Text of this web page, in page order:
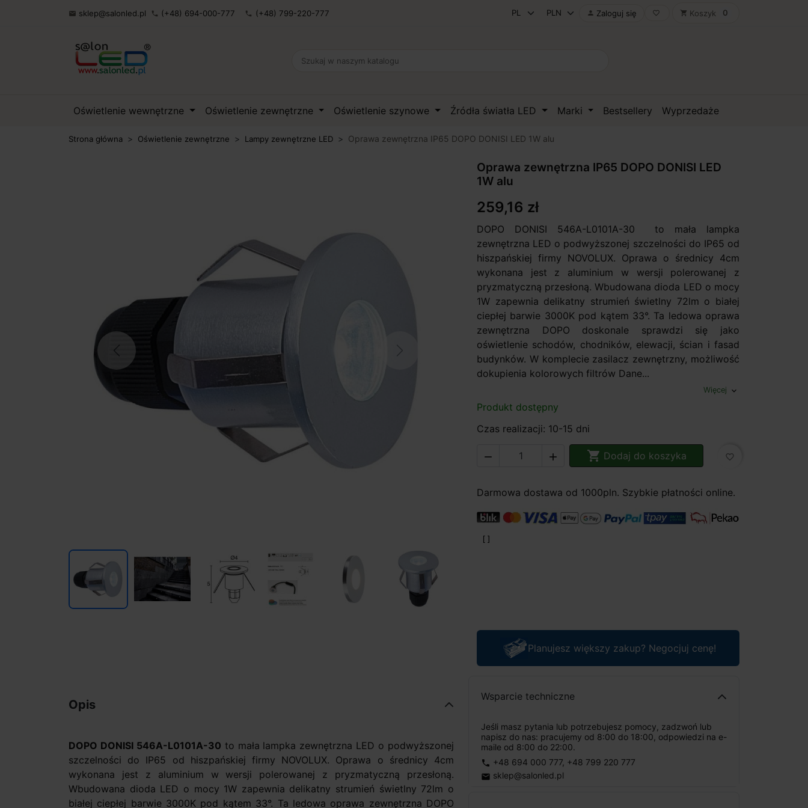
 sklep@salonled.pl phone (+48) 694-000-777 phone (+48) 799-220-777  Zaloguj się favorite_border shopping_cart Koszyk 0
Oświetlenie wewnętrzne Oświetlenie zewnętrzne Oświetlenie szynowe Źródła światła LED Marki Bestsellery Wyprzedaże
Strona główna Oświetlenie zewnętrzne Lampy zewnętrzne LED Oprawa zewnętrzna IP65 DOPO DONISI LED 1W alu
Previous
Oprawa zewnętrzna IP65 DOPO DONISI LED
1W alu
259,16 zł
DOPO DONISI 546A-L0101A-30 to mała lampka
zewnętrzna LED o podwyższonej szczelności do IP65 od
hiszpańskiej firmy NOVOLUX. Oprawa o średnicy 4cm
wykonana jest z aluminium w wersji polerowanej z
pryzmatyczną przesłoną. Wbudowana dioda LED o mocy
1W zapewnia delikatny strumień świetlny 72lm o białej
ciepłej barwie 3000K pod kątem 33°. Ta ledowa oprawa
zewnętrzna DOPO doskonale sprawdzi się jako
oświetlenie schodów, chodników, elewacji, ścian i fasad
budynków. W komplecie zasilacz zewnętrzny, możliwość
dokupienia kolorowych filtrów Dane...
Więcej expand_more
Produkt dostępny
Czas realizacji: 10-15 dni
   Dodaj do koszyka favorite_border
Darmowa dostawa od 1000pln. Szybkie płatności online.
Planujesz większy zakup? Negocjuj cenę!
Wsparcie techniczne
Jeśli masz pytania lub potrzebujesz pomocy, zadzwoń lub
napisz do nas: pracujemy od 8:00 do 18:00, odpowiedzi na e-
maile od 8:00 do 22:00.
phone +48 694 000 777, +48 799 220 777
email sklep@salonled.pl
Opis
DOPO DONISI 546A-L0101A-30 to mała lampka zewnętrzna LED o podwyższonej
szczelności do IP65 od hiszpańskiej firmy NOVOLUX. Oprawa o średnicy 4cm
wykonana jest z aluminium w wersji polerowanej z pryzmatyczną przesłoną.
Wbudowana dioda LED o mocy 1W zapewnia delikatny strumień świetlny 72lm o
białej ciepłej barwie 3000K pod kątem 33°. Ta ledowa oprawa zewnętrzna DOPO